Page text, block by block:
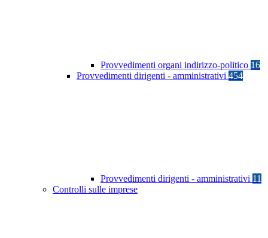
Provvedimenti organi indirizzo-politico 16
Provvedimenti dirigenti - amministrativi 454
Provvedimenti dirigenti - amministrativi 11
Controlli sulle imprese